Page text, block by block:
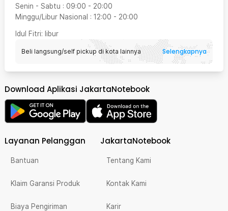
Senin - Sabtu : 09:00 - 20:00
Minggu/Libur Nasional : 12:00 - 20:00
Idul Fitri: libur
Beli langsung/self pickup di kota lainnya Selengkapnya
Download Aplikasi JakartaNotebook
Layanan Pelanggan
Bantuan
Klaim Garansi Produk
Biaya Pengiriman
JakartaNotebook
Tentang Kami
Kontak Kami
Karir